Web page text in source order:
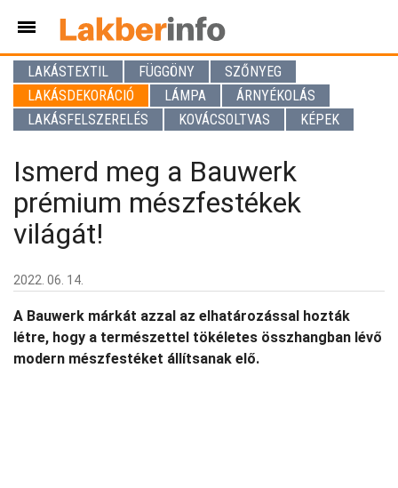
LAKÁSTEXTIL FÜGGÖNY
SZŐNYEG
LAKÁSDEKORÁCIÓ
LÁMPA
ÁRNYÉKOLÁS
LAKÁSFELSZERELÉS
KOVÁCSOLTVAS KÉPEK
Ismerd meg a Bauwerk
prémium mészfestékek
világát!
2022. 06. 14.
A Bauwerk márkát azzal az elhatározással hozták
létre, hogy a természettel tökéletes összhangban lévő
modern mészfestéket állítsanak elő.